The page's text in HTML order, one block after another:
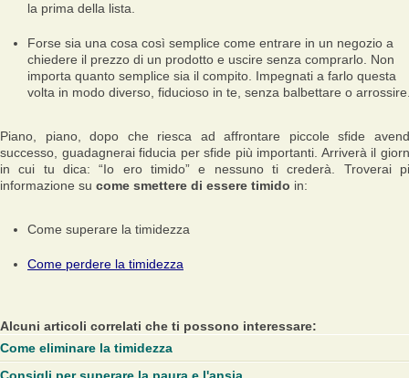
la prima della lista.
Forse sia una cosa così semplice come entrare in un negozio a
chiedere il prezzo di un prodotto e uscire senza comprarlo. Non
importa quanto semplice sia il compito. Impegnati a farlo questa
volta in modo diverso, fiducioso in te, senza balbettare o
Piano, piano, dopo che riesca ad affrontare piccole sfide
successo, guadagnerai fiducia per sfide più importanti. Arriverà il
in cui tu dica: “Io ero timido” e nessuno ti crederà. Troverai
informazione su come smettere di essere timido in:
Come superare la timidezza
Come perdere la timidezza
Alcuni articoli correlati che ti possono interessare:
Come eliminare la timidezza